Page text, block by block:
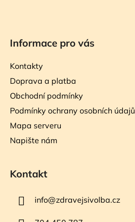
Informace pro vás
Kontakty
Doprava a platba
Obchodní podmínky
Podmínky ochrany osobních údajů
Mapa serveru
Napište nám
Kontakt
info@zdravejsivolba.cz